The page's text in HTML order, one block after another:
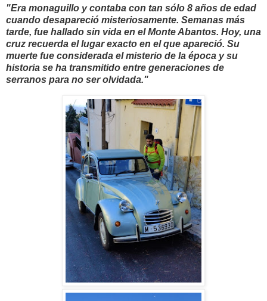
"Era monaguillo y contaba con tan sólo 8 años de edad
cuando desapareció misteriosamente. Semanas más
tarde, fue hallado sin vida en el Monte Abantos. Hoy, una
cruz recuerda el lugar exacto en el que apareció. Su
muerte fue considerada el misterio de la época y su
historia se ha transmitido entre generaciones de
serranos para no ser olvidada."